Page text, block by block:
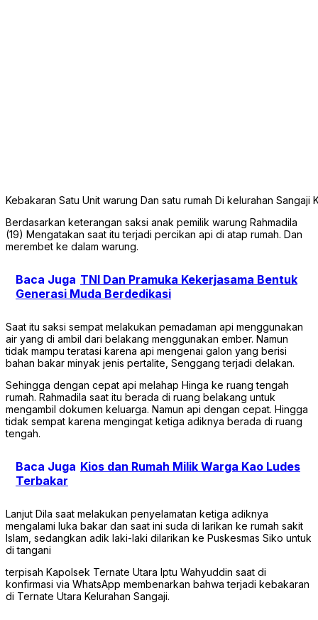
Kebakaran Satu Unit warung Dan satu rumah Di kelurahan Sangaji
Berdasarkan keterangan saksi anak pemilik warung Rahmadila
(19) Mengatakan saat itu terjadi percikan api di atap rumah. Dan
merembet ke dalam warung.
Baca Juga TNI Dan Pramuka Kekerjasama Bentuk
Generasi Muda Berdedikasi
Saat itu saksi sempat melakukan pemadaman api menggunakan
air yang di ambil dari belakang menggunakan ember. Namun
tidak mampu teratasi karena api mengenai galon yang berisi
bahan bakar minyak jenis pertalite, Senggang terjadi delakan.
Sehingga dengan cepat api melahap Hinga ke ruang tengah
rumah. Rahmadila saat itu berada di ruang belakang untuk
mengambil dokumen keluarga. Namun api dengan cepat. Hingga
tidak sempat karena mengingat ketiga adiknya berada di ruang
tengah.
Baca Juga Kios dan Rumah Milik Warga Kao Ludes
Terbakar
Lanjut Dila saat melakukan penyelamatan ketiga adiknya
mengalami luka bakar dan saat ini suda di larikan ke rumah sakit
Islam, sedangkan adik laki-laki dilarikan ke Puskesmas Siko untuk
di tangani
terpisah Kapolsek Ternate Utara Iptu Wahyuddin saat di
konfirmasi via WhatsApp membenarkan bahwa terjadi kebakaran
di Ternate Utara Kelurahan Sangaji.